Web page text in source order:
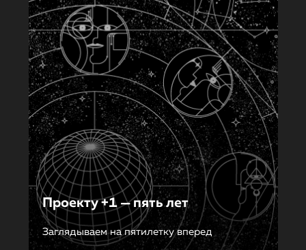
Проекту +1 — пять лет
Заглядываем на пятилетку вперед